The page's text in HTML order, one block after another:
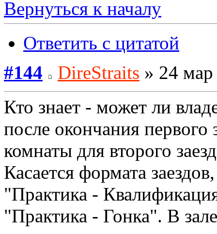
Вернуться к началу
Ответить с цитатой
#144
DireStraits » 24
Кто знает - может ли
после окончания первого
комнаты для второго
Касается формата
"Практика -
"Практика - Гонка". В